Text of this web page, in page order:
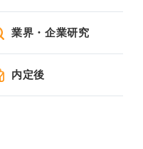
業界・企業研究
内定後